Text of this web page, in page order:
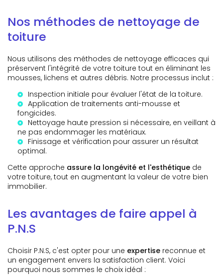
Nos méthodes de nettoyage de
toiture
Nous utilisons des méthodes de nettoyage efficaces qui
préservent l'intégrité de votre toiture tout en éliminant les
mousses, lichens et autres débris. Notre processus inclut :
Inspection initiale pour évaluer l'état de la toiture.
Application de traitements anti-mousse et
fongicides.
Nettoyage haute pression si nécessaire, en veillant à
ne pas endommager les matériaux.
Finissage et vérification pour assurer un résultat
optimal.
Cette approche assure la longévité et l'esthétique de
votre toiture, tout en augmentant la valeur de votre bien
immobilier.
Les avantages de faire appel à
P.N.S
Choisir P.N.S, c'est opter pour une expertise reconnue et
un engagement envers la satisfaction client. Voici
pourquoi nous sommes le choix idéal :